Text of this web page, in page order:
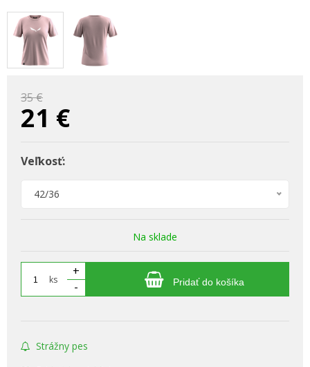
35 €
21 €
Veľkosť:
42/36
Na sklade
ks
+
-
Pridať do košíka
Strážny pes